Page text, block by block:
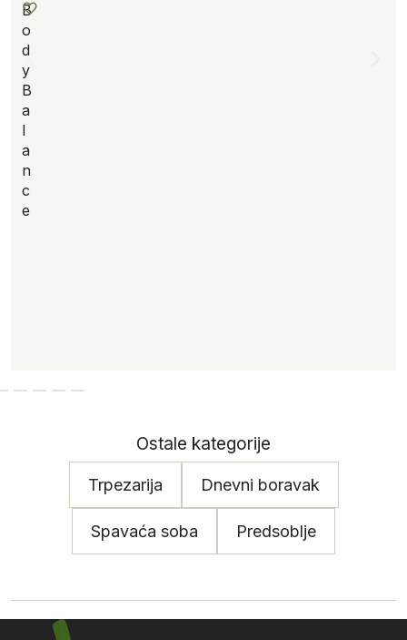
B
o
d
y
B
a
l
a
n
c
e
Ostale kategorije
Trpezarija Dnevni boravak
Spavaća soba Predsoblje